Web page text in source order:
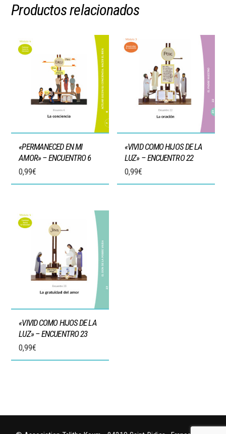
Productos relacionados
«PERMANECED EN MI
AMOR» – ENCUENTRO 6
0,99€
«VIVID COMO HIJOS DE LA
LUZ» – ENCUENTRO 22
0,99€
«VIVID COMO HIJOS DE LA
LUZ» – ENCUENTRO 23
0,99€